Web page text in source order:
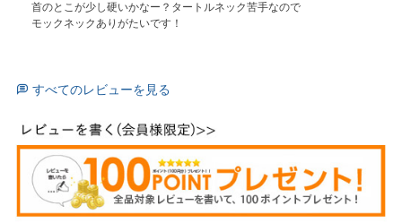
首のとこが少し硬いかなー？タートルネック苦手なので
モックネックありがたいです！
すべてのレビューを見る